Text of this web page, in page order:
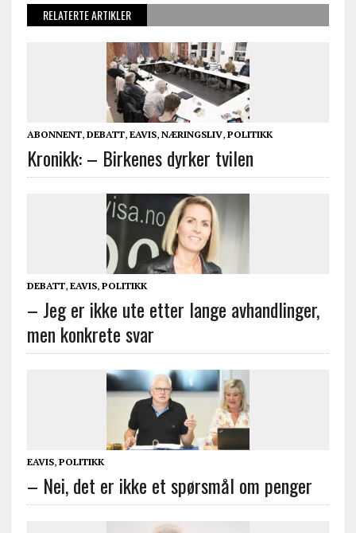
RELATERTE ARTIKLER
ABONNENT, DEBATT, EAVIS, NÆRINGSLIV, POLITIKK
Kronikk: – Birkenes dyrker tvilen
DEBATT, EAVIS, POLITIKK
– Jeg er ikke ute etter lange avhandlinger,
men konkrete svar
EAVIS, POLITIKK
– Nei, det er ikke et spørsmål om penger